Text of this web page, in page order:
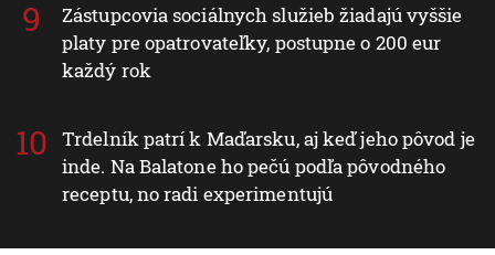
Zástupcovia sociálnych služieb žiadajú vyššie
platy pre opatrovateľky, postupne o 200 eur
každý rok
Trdelník patrí k Maďarsku, aj keď jeho pôvod je
inde. Na Balatone ho pečú podľa pôvodného
receptu, no radi experimentujú